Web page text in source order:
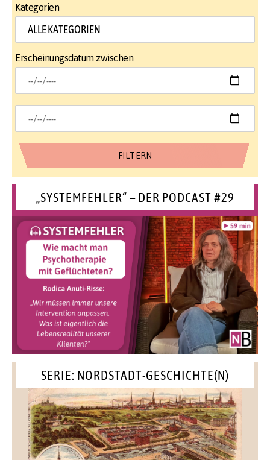
Kategorien
Erscheinungsdatum zwischen
„SYSTEMFEHLER“ – DER PODCAST #29
SERIE: NORDSTADT-GESCHICHTE(N)